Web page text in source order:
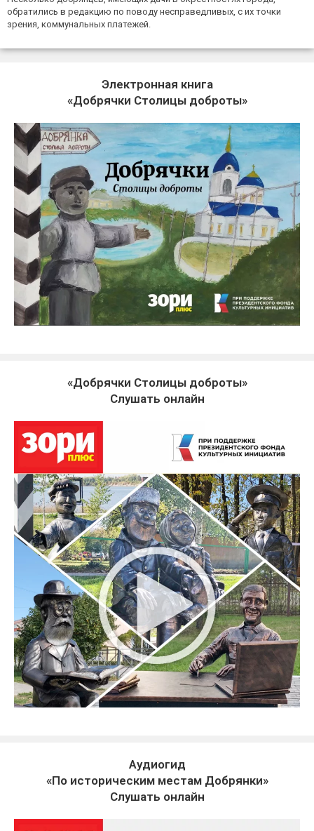
обратились в редакцию по поводу несправедливых, с их точки
зрения, коммунальных платежей.
Электронная книга
«Добрячки Столицы доброты»
«Добрячки Столицы доброты»
Слушать онлайн
Аудиогид
«По историческим местам Добрянки»
Слушать онлайн